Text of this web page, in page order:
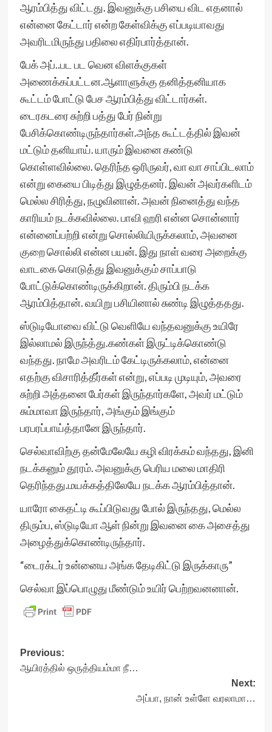
ஆரம்பித்து விட்டது. இவனுக்கு பசியை விட எதனால்
என்னை கேட்டார் என்ற கேள்விக்கு எப்படியாவது
அவரிடமிருந்து பதிலை எதிர்பார்த்தான்.
பேக் அப்..பட பட வென விளக்குகள்
அணைக்கப்பட்டன.ஆளாளுக்கு தனித்தனியாக
கூட்டம் போட்டு பேச ஆரம்பித்து விட்டார்கள்.
டைரகடரை சுற்றி பத்து பேர் நின்று
பேசிக்கொண்டிருந்தார்கள்.அந்த கூட்டத்தில் இவன்
மட்டும் தனியாய். யாரும் இவனை கண்டு
கொள்ளவில்லை. தெரிந்த ஒரிருவர், வா வா சாப்பிடலாம்
என்று கையை பிடித்து இழுத்தனர். இவன் அவர்களிடம்
மெல்ல சிரித்து, நழுவினான். அவன் நினைத்து வந்த
காரியம் நடக்கவில்லை. பாவி ஹரி என்ன சொன்னார்
என்னைப்பற்றி என்று சொல்லியிருக்கலாம், அவனை
குறை சொல்லி என்ன பயன். இது நாள் வரை அறைக்கு
வாடகை கொடுத்து இவனுக்கும் சாப்பாடு
போட்டுக்கொண்டிருக்கிறான். திரும்பி நடக்க
ஆரம்பித்தான். வயிறு பசியினால் சுண்டி இழுத்ததது.
ஸ்டுடியோவை விட்டு வெளியே வந்தவனுக்கு உயிரே
இல்லாமல் இருந்த்து.கண்கள் இருட்டிக்கொண்டு
வந்தது. நாமே அவரிடம் கேட்டிருக்கலாம், என்னை
எதற்கு விசாரித்தீர்கள் என்று, எப்படி முடியும், அவரை
சுற்றி அத்தனை பேர்கள் இருந்தார்களே, அவர் மட்டும்
சும்மாவா இருந்தார், அங்கும் இங்கும்
பரபரப்பாய்த்தானே இருந்தார்.
செல்வாவிற்கு தன்மேலேயே கழி விரக்கம் வந்தது, இனி
நடக்கனும் தூரம். அவனுக்கு பெரிய மலை மாதிரி
தெரிந்தது.மயக்கத்திலேயே நடக்க ஆரம்பித்தான்.
யாரோ கைதட்டி கூப்பிடுவது போல் இருந்தது, மெல்ல
திரும்ப, ஸ்டுடியோ ஆள் நின்று இவனை கை அசைத்து
அழைத்துக்கொண்டிருந்தார்.
“டைரக்டர் உன்னைய அங்க தேடிகிட்டு இருக்காரு”
செல்வா இப்பொழுது மீண்டும் உயிர் பெற்றவனனான்.
Post
navigation
Previous:
ஆயிரத்தில் ஒருத்தியம்மா நீ…
Next:
அப்பா, நான் உள்ளே வரலாமா…